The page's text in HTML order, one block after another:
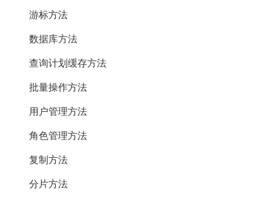
游标方法
数据库方法
查询计划缓存方法
批量操作方法
用户管理方法
角色管理方法
复制方法
分片方法